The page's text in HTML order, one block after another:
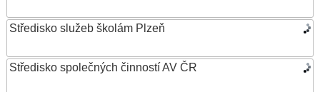
Středisko služeb školám Plzeň
Středisko společných činností AV ČR